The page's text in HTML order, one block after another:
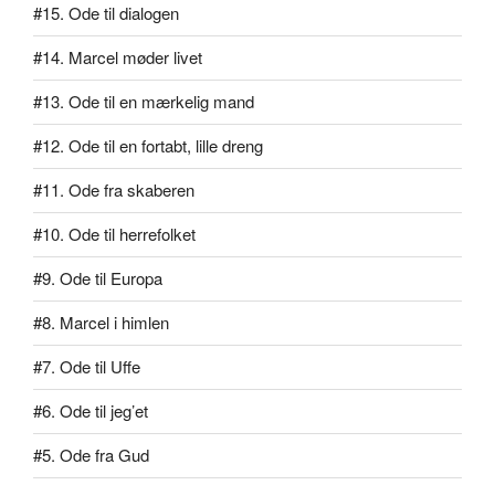
#15. Ode til dialogen
#14. Marcel møder livet
#13. Ode til en mærkelig mand
#12. Ode til en fortabt, lille dreng
#11. Ode fra skaberen
#10. Ode til herrefolket
#9. Ode til Europa
#8. Marcel i himlen
#7. Ode til Uffe
#6. Ode til jeg’et
#5. Ode fra Gud